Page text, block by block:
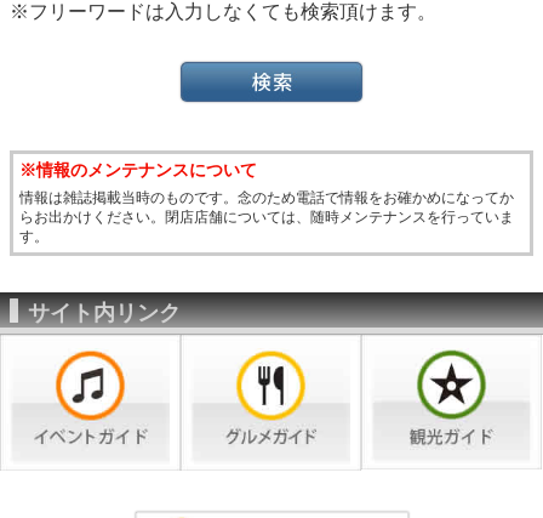
※フリーワードは入力しなくても検索頂けます。
※情報のメンテナンスについて
情報は雑誌掲載当時のものです。念のため電話で情報をお確かめになってか
らお出かけください。閉店店舗については、随時メンテナンスを行っていま
す。
サイト内リンク